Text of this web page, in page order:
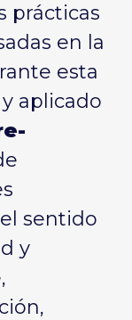
prácticas
en la
esta
aplicado
sentido
y